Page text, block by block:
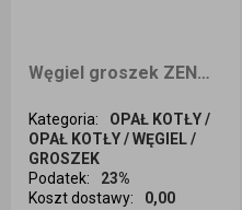
Węgiel groszek ZENMAR 25KG odbiór osobisty
Kategoria:
OPAŁ KOTŁY /
OPAŁ KOTŁY / WĘGIEL /
GROSZEK
Podatek:
23%
Koszt dostawy: 0,00
Ilość sztuk